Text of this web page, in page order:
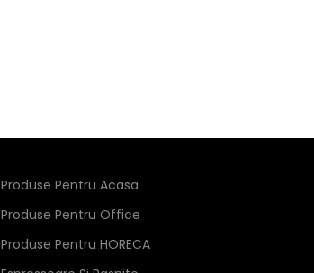
Produse Pentru Acasa
Produse Pentru Office
Produse Pentru HORECA